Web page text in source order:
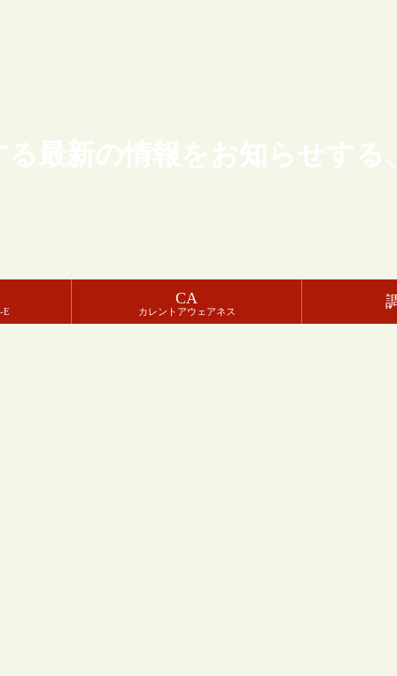
最新の情報をお知らせす
E
CA
カレントアウェアネス